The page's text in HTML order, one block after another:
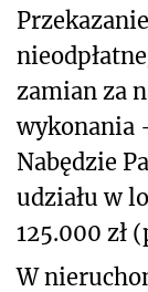
zamian za
wykonania
Nabędzie
udziału w
125.000 zł
W